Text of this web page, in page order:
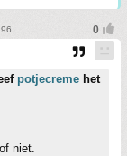
potjecreme het
niet.